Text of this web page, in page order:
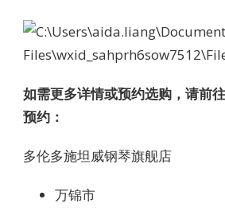
如需更多详情或预约选购，请前
预约：
多伦多施坦威钢琴旗舰店
万锦市